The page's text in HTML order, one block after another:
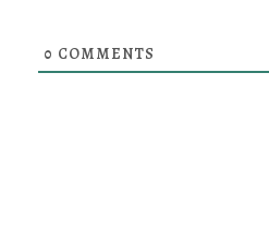
0 COMMENTS